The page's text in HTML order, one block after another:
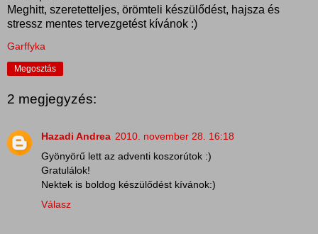
Meghitt, szeretetteljes, örömteli készülődést, hajsza és
stressz mentes tervezgetést kívánok :)
Garffyka
Megosztás
2 megjegyzés:
Hazadi Andrea 2010. november 28. 16:18
Gyönyörű lett az adventi koszorútok :)
Gratulálok!
Nektek is boldog készülődést kívánok:)
Válasz